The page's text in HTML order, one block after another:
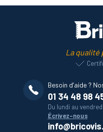
La qualité
Besoin d’aide ?
01 34 48 98
Du lundi au
Écrivez-nous